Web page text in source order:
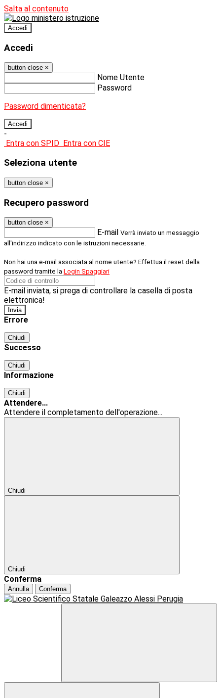
Salta al contenuto
Accedi
Accedi
button close ×
Nome Utente
Password
Password dimenticata?
-
Entra con SPID Entra con CIE
Seleziona utente
button close ×
Recupero password
button close ×
E-mail Verrà inviato un messaggio
all'indirizzo indicato con le istruzioni necessarie.
Non hai una e-mail associata al nome utente? Effettua il reset della
password tramite la Login Spaggiari
E-mail inviata, si prega di controllare la casella di posta
elettronica!
Errore
Chiudi
Successo
Chiudi
Informazione
Chiudi
Attendere...
Attendere il completamento dell'operazione...
Chiudi
Chiudi
Conferma
Annulla Conferma